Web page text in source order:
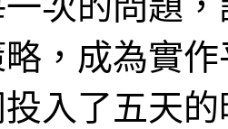
，成為實
入了五天